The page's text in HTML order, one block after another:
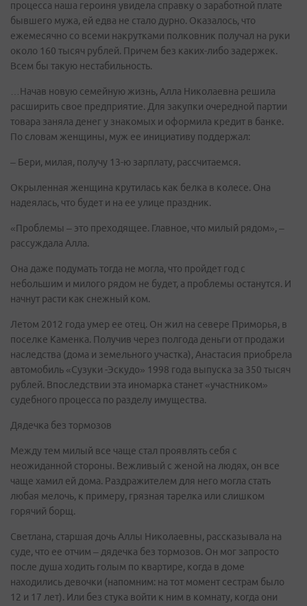
процесса наша героиня увидела справку о заработной плате
бывшего мужа, ей едва не стало дурно. Оказалось, что
ежемесячно со всеми накрутками полковник получал на руки
около 160 тысяч рублей. Причем без каких-либо задержек.
Всем бы такую нестабильность.
…Начав новую семейную жизнь, Алла Николаевна решила
расширить свое предприятие. Для закупки очередной партии
товара заняла денег у знакомых и оформила кредит в банке.
По словам женщины, муж ее инициативу поддержал:
– Бери, милая, получу 13-ю зарплату, рассчитаемся.
Окрыленная женщина крутилась как белка в колесе. Она
надеялась, что будет и на ее улице праздник.
«Проблемы – это преходящее. Главное, что милый рядом», –
рассуждала Алла.
Она даже подумать тогда не могла, что пройдет год с
небольшим и милого рядом не будет, а проблемы останутся. И
начнут расти как снежный ком.
Летом 2012 года умер ее отец. Он жил на севере Приморья, в
поселке Каменка. Получив через полгода деньги от продажи
наследства (дома и земельного участка), Анастасия приобрела
автомобиль «Сузуки -Эскудо» 1998 года выпуска за 350 тысяч
рублей. Впоследствии эта иномарка станет «участником»
судебного процесса по разделу имущества.
Дядечка без тормозов
Между тем милый все чаще стал проявлять себя с
неожиданной стороны. Вежливый с женой на людях, он все
чаще хамил ей дома. Раздражителем для него могла стать
любая мелочь, к примеру, грязная тарелка или слишком
горячий борщ.
Светлана, старшая дочь Аллы Николаевны, рассказывала на
суде, что ее отчим – дядечка без тормозов. Он мог запросто
после душа ходить голым по квартире, когда в доме
находились девочки (напомним: на тот момент сестрам было
12 и 17 лет). Или без стука войти к ним в комнату, когда они